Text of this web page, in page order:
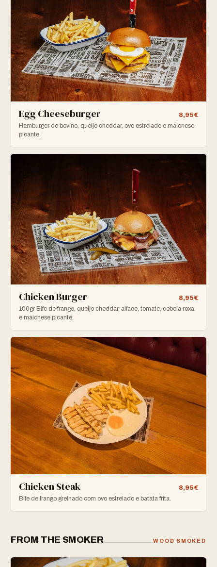
Egg Cheeseburger
8,95€
Hamburger de bovino, queijo cheddar, ovo estrelado e maionese
picante.
Chicken Burger
8,95€
100gr Bife de frango, queijo cheddar, alface, tomate, cebola roxa
e maionese picante.
Chicken Steak
8,95€
Bife de frango grelhado com ovo estrelado e batata frita.
FROM THE SMOKER WOOD SMOKED